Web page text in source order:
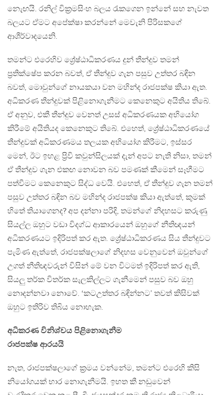
නැෙඟයි. රනිල් වික්‍රමසිංහ බලය රැකගෙන ඉන්නේ සහ නැවත
බලයට ඒමට අපේක්ෂා කරන්නේ මෙවැනි පිරිසකගේ
ආශීර්වාදයෙනි.
තමන්ට එරෙහිව ශ්‍රේෂ්ඨාධිකරණය දුන් තීන්දුව තමන්
ප්‍රතික්ෂේප කරන බවත්, ඒ තීන්දුව ගැන පසුව උත්තර බඳින
බවත්, මොවුන්ගේ නායකයා වන මහින්ද රාජපක්ෂ කියා ඇත.
අධිකරණ තීන්දුවක් පිළිනොගැනීමට කෙනෙකුට අයිතිය තිබේ.
ඒ අනුව, එකී තීන්දුව වෙනත් උසස් අධිකරණයක අභියෝග
කිරීමේ අයිතියද කෙනෙකුට තිබේ. එහෙත්, ශ්‍රේෂ්ඨාධිකරණයේ
තීන්දුවක් අධිකරණමය තලයක අභියෝග කිරීමට, ඉස්සර
මෙන්, ඊට ඉහළ ප්‍රිවි කවුන්සිලයක් දැන් අපට නැති නිසා, තමන්
ඒ තීන්දුව ගැන එකඟ නොවන බව පමණක් කීමෙන් සෑහීමට
පත්වීමට කෙනෙකුට සිද්ධ වෙයි. එහෙත්, ඒ තීන්දුව ගැන තමන්
පසුව උත්තර බඳින බව මහින්ද රාජපක්ෂ කියා ඇත්තේ, කුමක්
හිතේ තියාගෙනද? අප දන්නා පරිදි, තමන්ගේ නිදහසට කරුණු
සියල්ල ඔහුට වඩා විදග්ධ ආකාරයෙන් ඔහුගේ නීතිඥයන්
අධිකරණයට ඉදිරිපත් කර ඇත. ශ්‍රේෂ්ඨාධිකරණය සිය තීන්දුවට
පැමිණ ඇත්තේ, රාජපක්ෂලාගේ නිදහස වෙනුවෙන් ඔවුන්ගේ
උගත් නීතිඥවරුන් විසින් මේ වන විටමත් ඉදිරිපත් කර ඇති,
සියලු තර්ක විතර්ක සැලකිල්ලට ගැනීමෙන් පසුව බව ඔහු
නොදන්නවා නොවේ. ‘කටඋත්තර බඳින්නට’ තවත් කිසිවක්
ඔහුට ඉතිරිව තිබිය නොහැක.
අධිකරණ විනිශ්චය පිළිනොගැනීම
රාජපක්ෂ ආරයයි
නැත, රාජපක්ෂලාගේ ක්‍රමය වන්නේම, තමන්ට එරෙහි කිසි
නියෝගයක් භාර නොගැනීමයි. ඉහත කී නඩුවෙන්